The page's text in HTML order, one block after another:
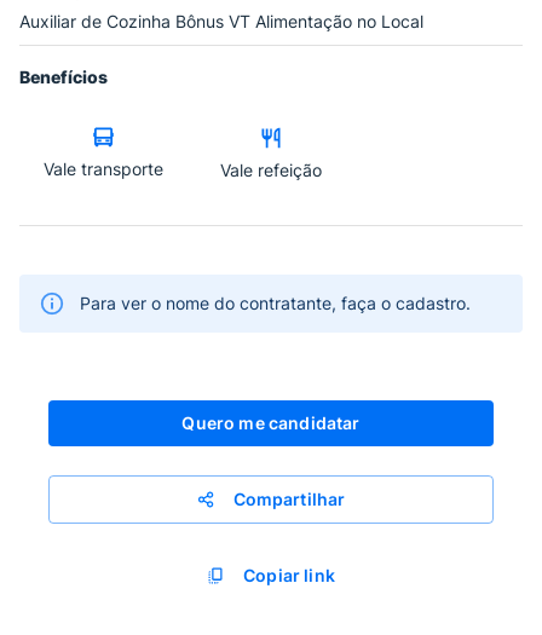
Auxiliar de Cozinha Bônus VT Alimentação no Local
Benefícios
Vale transporte Vale refeição
Para ver o nome do contratante, faça o cadastro.
Quero me candidatar
Compartilhar
Copiar link